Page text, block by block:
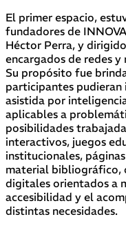
El primer espacio,
fundadores de
Héctor Perra, y
encargados de redes
Su propósito fue
participantes pudieran
asistida por
aplicables a
posibilidades
interactivos, juegos
institucionales,
material bibliográfico,
digitales orientados a
accesibilidad y el
distintas necesidades.